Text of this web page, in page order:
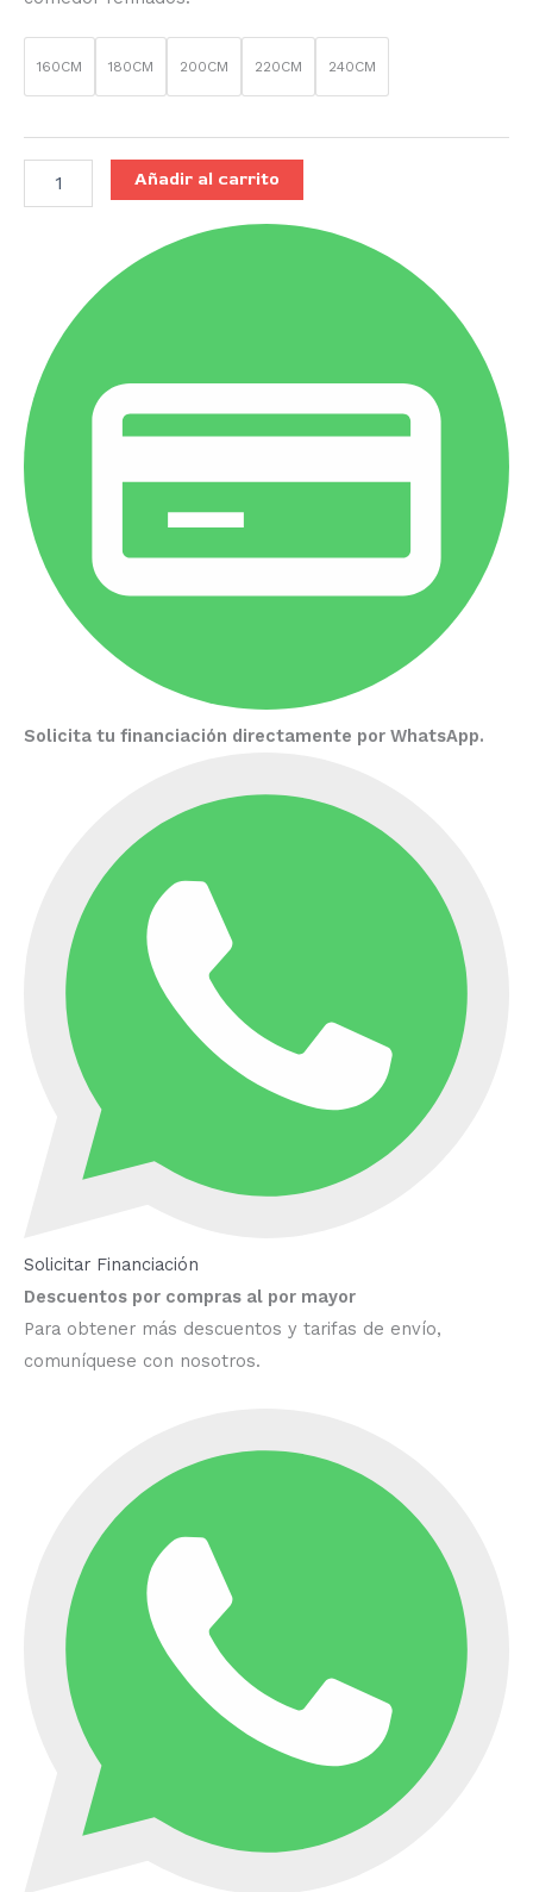
160CM 180CM 200CM 220CM 240CM
Añadir al carrito
Solicita tu financiación directamente por WhatsApp.
Solicitar Financiación
Descuentos por compras al por mayor
Para obtener más descuentos y tarifas de envío,
comuníquese con nosotros.